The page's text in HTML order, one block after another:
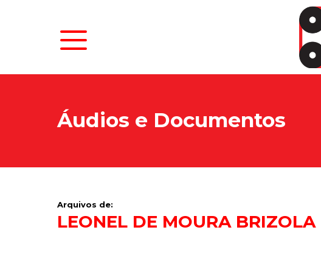
Áudios e Documentos
Arquivos de:
LEONEL DE MOURA BRIZOLA